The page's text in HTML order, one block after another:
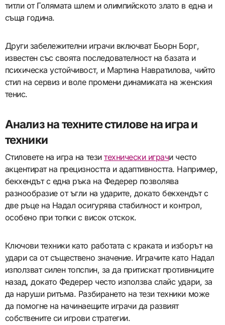
титли от Голямата шлем и олимпийското злато в една и
съща година.
Други забележителни играчи включват Бьорн Борг,
известен със своята последователност на базата и
психическа устойчивост, и Мартина Навратилова, чийто
стил на сервиз и воле промени динамиката на женския
тенис.
Анализ на техните стилове на игра и
техники
Стиловете на игра на тезитехнически играчи често
акцентират на прецизността и адаптивността. Например,
бекхендът с една ръка на Федерер позволява
разнообразие от ъгли на ударите, докато бекхендът с
две ръце на Надал осигурява стабилност и контрол,
особено при топки с висок отскок.
Ключови техники като работата с краката и изборът на
удари са от съществено значение. Играчите като Надал
използват силен топспин, за да притискат противниците
назад, докато Федерер често използва слайс удари, за
да наруши ритъма. Разбирането на тези техники може
да помогне на начинаещите играчи да развият
собствените си игрови стратегии.